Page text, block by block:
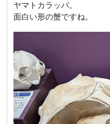
ヤマトカラッパ。
面白い形の蟹ですね。